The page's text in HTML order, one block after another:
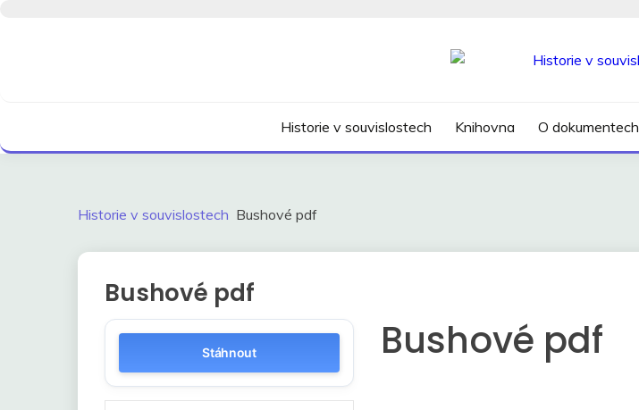
Historie v souvislostech Knihovna O dokumentech
Historie v souvislostech Bushové pdf
Bushové pdf
Stáhnout Bushové pdf